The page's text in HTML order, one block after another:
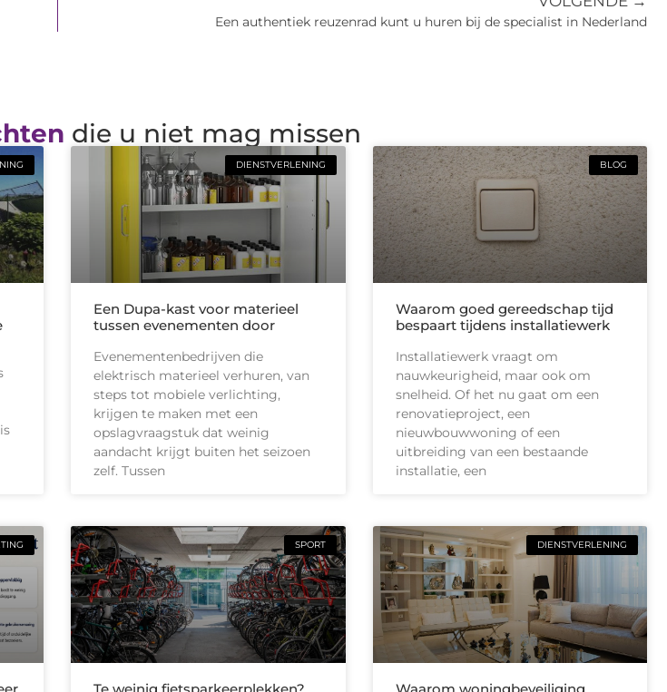
Een authentiek reuzenrad kunt u huren bij de specialist in Nederland
die u niet mag missen
DIENSTVERLENING
Een Dupa-kast voor materieel
tussen evenementen door
Evenementenbedrijven die
elektrisch materieel verhuren, van
steps tot mobiele verlichting,
krijgen te maken met een
opslagvraagstuk dat weinig
aandacht krijgt buiten het seizoen
zelf. Tussen
BLOG
Waarom goed gereedschap tijd
bespaart tijdens installatiewerk
Installatiewerk vraagt om
nauwkeurigheid, maar ook om
snelheid. Of het nu gaat om een
renovatieproject, een
nieuwbouwwoning of een
uitbreiding van een bestaande
installatie, een
SPORT DIENSTVERLENING